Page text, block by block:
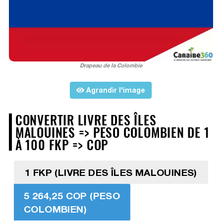
Drapeau de la Colombie
Agrandir l'image
CONVERTIR LIVRE DES ÎLES
MALOUINES => PESO COLOMBIEN DE 1
À 100 FKP => COP
1 FKP (LIVRE DES ÎLES MALOUINES)
5 264,25 COP (PESO
COLOMBIEN)